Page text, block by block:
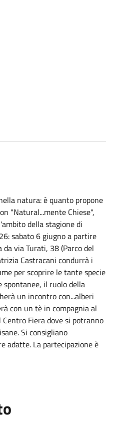
natura: è quanto propone
"Natural...mente Chiese",
della stagione di
sabato 6 giugno a partire
via Turati, 38 (Parco del
Castracani condurrà i
per scoprire le tante specie
il ruolo della
un incontro con...alberi
con un tè in compagnia al
Fiera dove si potranno
Si consigliano
adatte. La partecipazione è